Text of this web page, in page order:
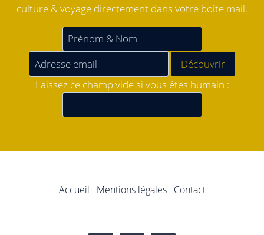
culture & voyage directement dans votre boîte mail.
Laissez ce champ vide si vous êtes humain :
Accueil Mentions légales Contact